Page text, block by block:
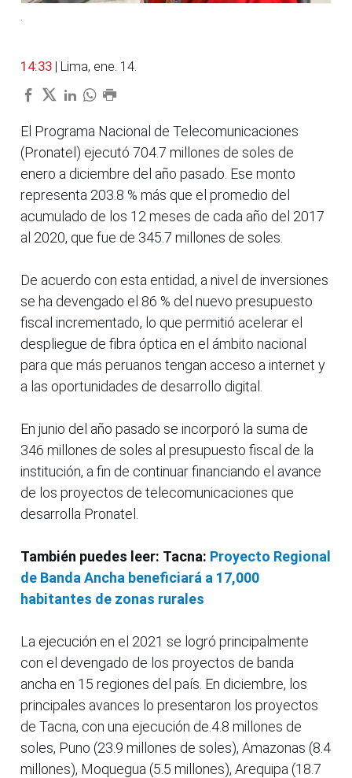
.
14:33 | Lima, ene. 14.
El Programa Nacional de Telecomunicaciones
(Pronatel) ejecutó 704.7 millones de soles de
enero a diciembre del año pasado. Ese monto
representa 203.8 % más que el promedio del
acumulado de los 12 meses de cada año del 2017
al 2020, que fue de 345.7 millones de soles.
De acuerdo con esta entidad, a nivel de inversiones
se ha devengado el 86 % del nuevo presupuesto
fiscal incrementado, lo que permitió acelerar el
despliegue de fibra óptica en el ámbito nacional
para que más peruanos tengan acceso a internet y
a las oportunidades de desarrollo digital.
En junio del año pasado se incorporó la suma de
346 millones de soles al presupuesto fiscal de la
institución, a fin de continuar financiando el avance
de los proyectos de telecomunicaciones que
desarrolla Pronatel.
También puedes leer: Tacna: Proyecto Regional
de Banda Ancha beneficiará a 17,000
habitantes de zonas rurales
La ejecución en el 2021 se logró principalmente
con el devengado de los proyectos de banda
ancha en 15 regiones del país. En diciembre, los
principales avances lo presentaron los proyectos
de Tacna, con una ejecución de.4.8 millones de
soles, Puno (23.9 millones de soles), Amazonas (8.4
millones), Moquegua (5.5 millones), Arequipa (18.7